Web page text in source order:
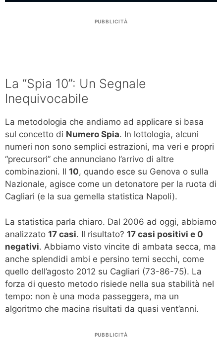
PUBBLICITÀ
La “Spia 10”: Un Segnale
Inequivocabile
La metodologia che andiamo ad applicare si basa
sul concetto di Numero Spia. In lottologia, alcuni
numeri non sono semplici estrazioni, ma veri e propri
“precursori” che annunciano l’arrivo di altre
combinazioni. Il 10, quando esce su Genova o sulla
Nazionale, agisce come un detonatore per la ruota di
Cagliari (e la sua gemella statistica Napoli).
La statistica parla chiaro. Dal 2006 ad oggi, abbiamo
analizzato 17 casi. Il risultato? 17 casi positivi e 0
negativi. Abbiamo visto vincite di ambata secca, ma
anche splendidi ambi e persino terni secchi, come
quello dell’agosto 2012 su Cagliari (73-86-75). La
forza di questo metodo risiede nella sua stabilità nel
tempo: non è una moda passeggera, ma un
algoritmo che macina risultati da quasi vent’anni.
PUBBLICITÀ